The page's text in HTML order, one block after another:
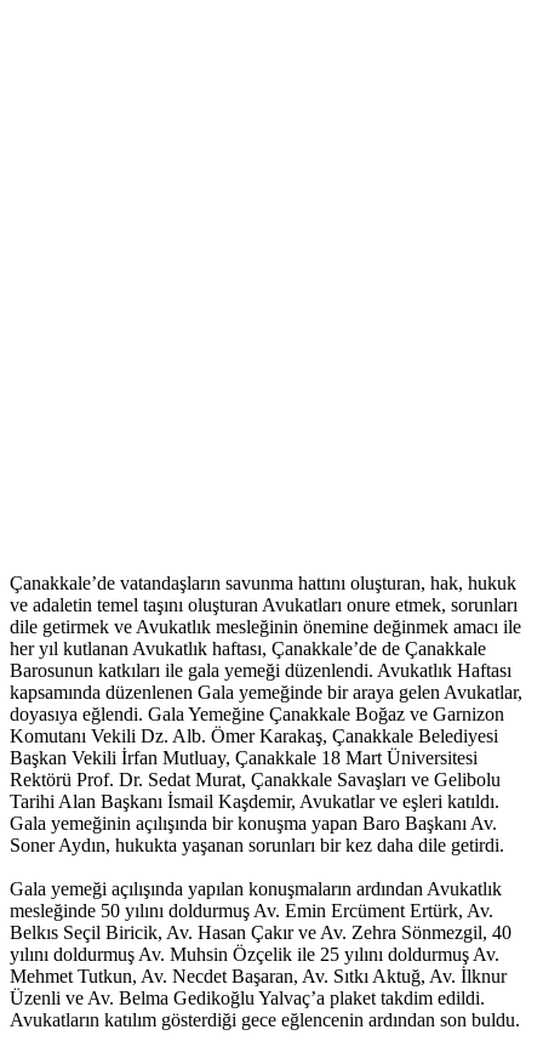
Çanakkale’de vatandaşların savunma hattını oluşturan, hak, hukuk
ve adaletin temel taşını oluşturan Avukatları onure etmek, sorunları
dile getirmek ve Avukatlık mesleğinin önemine değinmek amacı ile
her yıl kutlanan Avukatlık haftası, Çanakkale’de de Çanakkale
Barosunun katkıları ile gala yemeği düzenlendi. Avukatlık Haftası
kapsamında düzenlenen Gala yemeğinde bir araya gelen Avukatlar,
doyasıya eğlendi. Gala Yemeğine Çanakkale Boğaz ve Garnizon
Komutanı Vekili Dz. Alb. Ömer Karakaş, Çanakkale Belediyesi
Başkan Vekili İrfan Mutluay, Çanakkale 18 Mart Üniversitesi
Rektörü Prof. Dr. Sedat Murat, Çanakkale Savaşları ve Gelibolu
Tarihi Alan Başkanı İsmail Kaşdemir, Avukatlar ve eşleri katıldı.
Gala yemeğinin açılışında bir konuşma yapan Baro Başkanı Av.
Soner Aydın, hukukta yaşanan sorunları bir kez daha dile getirdi.
Gala yemeği açılışında yapılan konuşmaların ardından Avukatlık
mesleğinde 50 yılını doldurmuş Av. Emin Ercüment Ertürk, Av.
Belkıs Seçil Biricik, Av. Hasan Çakır ve Av. Zehra Sönmezgil, 40
yılını doldurmuş Av. Muhsin Özçelik ile 25 yılını doldurmuş Av.
Mehmet Tutkun, Av. Necdet Başaran, Av. Sıtkı Aktuğ, Av. İlknur
Üzenli ve Av. Belma Gedikoğlu Yalvaç’a plaket takdim edildi.
Avukatların katılım gösterdiği gece eğlencenin ardından son buldu.